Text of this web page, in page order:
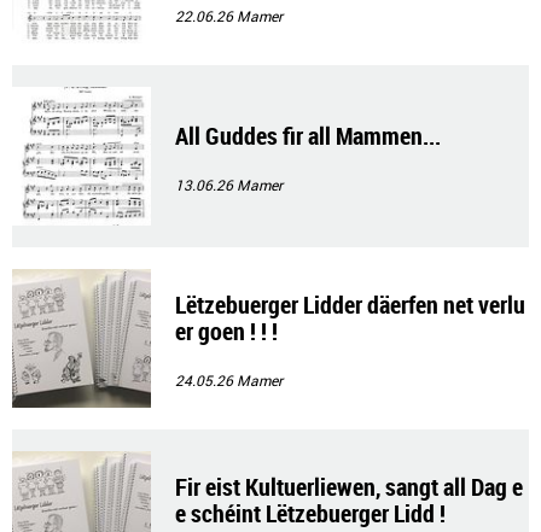
22.06.26Mamer
All Guddes fir all Mammen...
13.06.26Mamer
Lëtzebuerger Lidder däerfen net verlu
er goen ! ! !
24.05.26Mamer
Fir eist Kultuerliewen, sangt all Dag e
e schéint Lëtzebuerger Lidd !